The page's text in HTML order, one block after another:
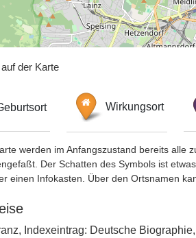
der Karte
Wirkungsort
werden im Anfangszustand bereits alle
Der Schatten des Symbols ist
einen Infokasten. Über den Ortsnamen
Indexeintrag: Deutsche